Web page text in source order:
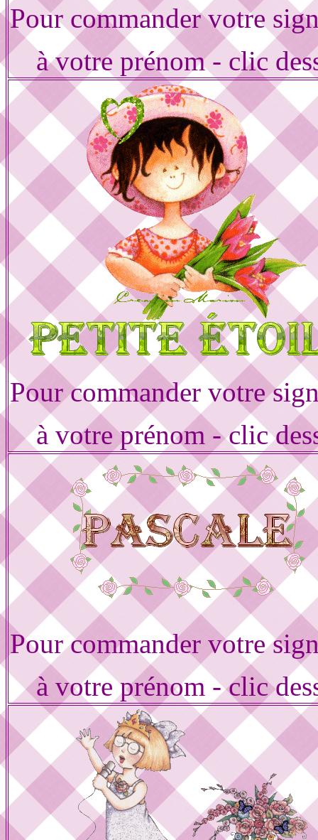
Pour commander votre
à votre prénom - clic
Pour commander votre
à votre prénom - clic
Pour commander votre
à votre prénom - clic